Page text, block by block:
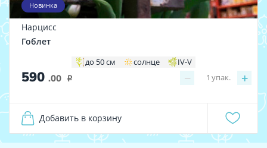
Новинка
Нарцисс
Гоблет
до 50 см солнце IV-V
590 .00 i − +
1 упак.
Добавить в корзину